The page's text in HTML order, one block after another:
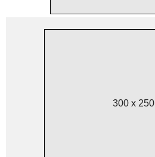
300 x 250